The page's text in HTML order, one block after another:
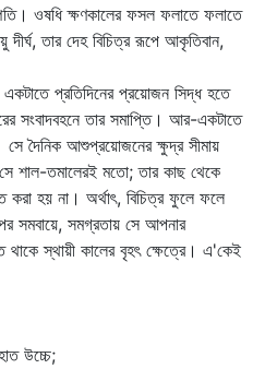
ওষধি ক্ষণকালের ফসল ফলাতে ফলাতে
তার দেহ বিচিত্র রূপে আকৃতিবান,
প্রতিদিনের প্রয়োজন সিদ্ধ হতে
সংবাদবহনে তার সমাপ্তি। আর-একটাতে
সে দৈনিক আশুপ্রয়োজনের ক্ষুদ্র সীমায়
শাল-তমালেরই মতো; তার কাছ থেকে
হয় না। অর্থাৎ, বিচিত্র ফুলে ফলে
সমবায়ে, সমগ্রতায় সে আপনার
স্থায়ী কালের বৃহৎ ক্ষেত্রে। এ'কেই
উচ্চে;